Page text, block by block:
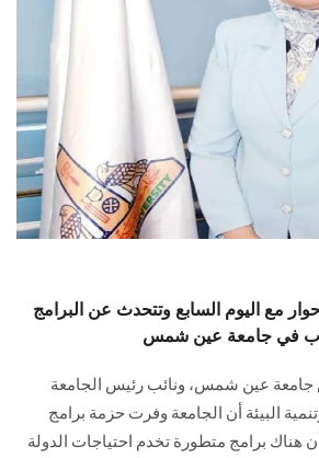
مع اليوم السابع وتتحدث عن البرامج
في جامعة عين شمس
جامعة عين شمس، ونائب رئيس الجامعة
البيئة أن الجامعة وفرت حزمة برامج
هناك برامج متطورة تخدم احتياجات الدولة